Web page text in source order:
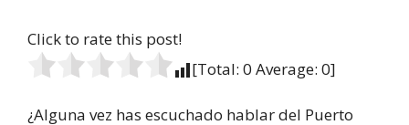
Click to rate this post!
[Total: 0 Average: 0]
¿Alguna vez has escuchado hablar del Puerto